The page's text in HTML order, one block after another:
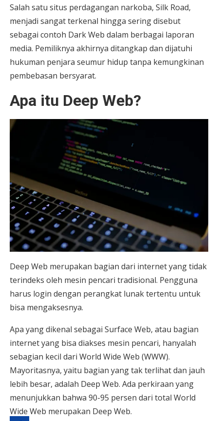
Salah satu situs perdagangan narkoba, Silk Road,
menjadi sangat terkenal hingga sering disebut
sebagai contoh Dark Web dalam berbagai laporan
media. Pemiliknya akhirnya ditangkap dan dijatuhi
hukuman penjara seumur hidup tanpa kemungkinan
pembebasan bersyarat.
Apa itu Deep Web?
Deep Web merupakan bagian dari internet yang tidak
terindeks oleh mesin pencari tradisional. Pengguna
harus login dengan perangkat lunak tertentu untuk
bisa mengaksesnya.
Apa yang dikenal sebagai Surface Web, atau bagian
internet yang bisa diakses mesin pencari, hanyalah
sebagian kecil dari World Wide Web (WWW).
Mayoritasnya, yaitu bagian yang tak terlihat dan jauh
lebih besar, adalah Deep Web. Ada perkiraan yang
menunjukkan bahwa 90-95 persen dari total World
Wide Web merupakan Deep Web.